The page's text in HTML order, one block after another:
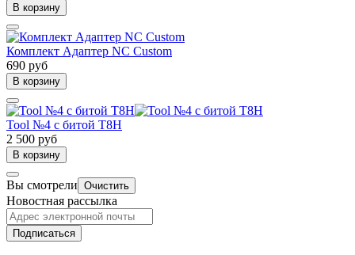
В корзину
Комплект Адаптер NC Custom
690 руб
В корзину
Tool №4 с битой T8H
2 500 руб
В корзину
Вы смотрели Очистить
Новостная рассылка
Подписаться